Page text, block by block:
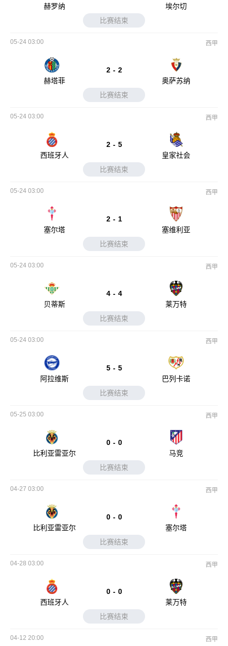
赫罗纳
埃尔切
比赛结束
05-24 03:00 西甲
赫塔菲
2 - 2
奥萨苏纳
比赛结束
05-24 03:00 西甲
西班牙人
2 - 5
皇家社会
比赛结束
05-24 03:00 西甲
塞尔塔
2 - 1
塞维利亚
比赛结束
05-24 03:00 西甲
贝蒂斯
4 - 4
莱万特
比赛结束
05-24 03:00 西甲
阿拉维斯
5 - 5
巴列卡诺
比赛结束
05-25 03:00 西甲
比利亚雷亚尔
0 - 0
马竞
比赛结束
04-27 03:00 西甲
比利亚雷亚尔
0 - 0
塞尔塔
比赛结束
04-28 03:00 西甲
西班牙人
0 - 0
莱万特
比赛结束
04-12 20:00 西甲